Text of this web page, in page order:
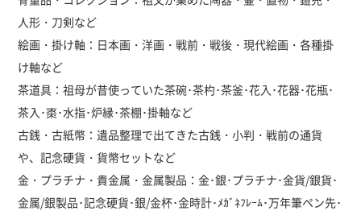
人形・刀剣など
絵画・掛け軸：日本画・洋画・戦前・戦後・現代絵画・各種掛
け軸など
茶道具：祖母が昔使っていた茶碗･茶杓･茶釜･花入･花器･花瓶･
茶入･棗･水指･炉縁･茶棚･掛軸など
古銭・古紙幣：遺品整理で出てきた古銭・小判・戦前の通貨
や、記念硬貨・貨幣セットなど
金・プラチナ・貴金属・金属製品：金･銀･プラチナ･金貨/銀貨･
金属/銀製品･記念硬貨･銀/金杯･金時計･ﾒｶﾞﾈﾌﾚｰﾑ･万年筆ペン先･